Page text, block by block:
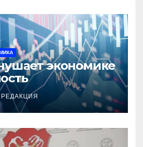
экономике
РЕДАКЦИЯ